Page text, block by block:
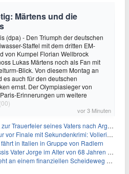
Märtens und die
(dpa) - Den Triumph der deutschen
Staffel mit dem dritten EM-
von Kumpel Florian Wellbrock
Lukas Märtens noch als Fan mit
Blick. Von diesem Montag an
es auch für den deutschen
ernst. Der Olympiasieger von
Erinnerungen um weitere
(00)
vor 3 Minuten
Trauerfeier seines Vaters nach Argentinien
Finale mit Sekundenkrimi: Vollering in Gelb
in Italien in Gruppe von Radlern
Vater Jorge im Alter von 68 Jahren gestorben
finanziellen Scheideweg auf der Suche nach neuen Investitionen